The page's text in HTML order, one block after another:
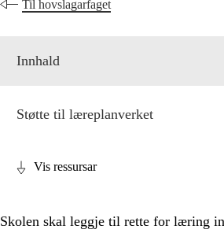
Til hovslagarfaget
Innhald
Støtte til læreplanverket
Vis ressursar
Skolen skal leggje til rette for læring